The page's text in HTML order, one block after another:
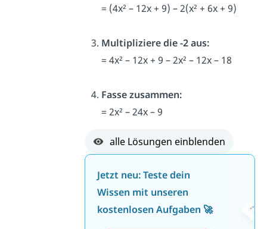
= (4x² – 12x + 9) – 2(x² + 6x + 9)
Multipliziere die -2 aus:
= 4x² – 12x + 9 – 2x² – 12x – 18
Fasse zusammen:
= 2x² – 24x – 9
alle Lösungen einblenden
Jetzt neu: Teste dein
Wissen mit unseren
kostenlosen Aufgaben 🚀